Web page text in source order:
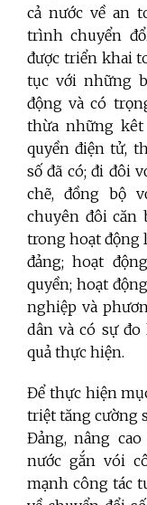
cả nước về an
trình chuyển
được triển khai
tục với những
động và có
thừa những kêt
quyền điện tử,
số đã có; đi đôi
chẽ, đồng bộ
chuyên đôi căn
trong hoạt động
đảng; hoạt
quyền; hoạt
nghiệp và
dân và có sự
quả thực hiện.
Để thực hiện
triệt tăng cường
Đảng, nâng
nước gắn vói
mạnh công tác